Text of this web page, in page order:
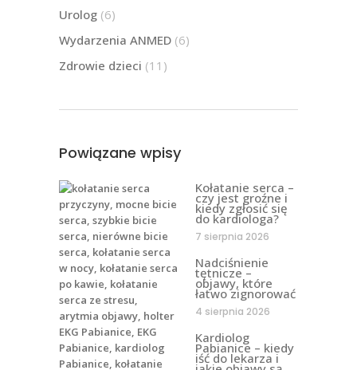
Urolog (6)
Wydarzenia ANMED (6)
Zdrowie dzieci (11)
Powiązane wpisy
Kołatanie serca –
czy jest groźne i
kiedy zgłosić się
do kardiologa?
7 sierpnia 2026
Nadciśnienie
tętnicze –
objawy, które
łatwo zignorować
4 sierpnia 2026
Kardiolog
Pabianice – kiedy
iść do lekarza i